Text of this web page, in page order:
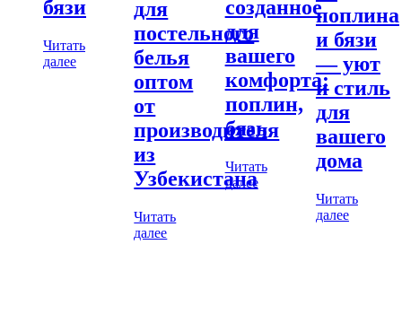
бязи
Читать
далее
для
постельного
белья
оптом
от
производителя
из
Узбекистана
Читать
далее
созданное
для
вашего
комфорта:
поплин,
бязь
Читать
далее
поплина
и бязи
— уют
и стиль
для
вашего
дома
Читать
далее